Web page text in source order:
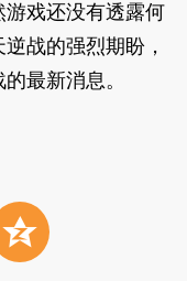
戏还没有透露何
战的强烈期盼，
最新消息。
z